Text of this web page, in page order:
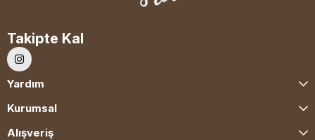
Takipte Kal
Yardım
Kurumsal
Alışveriş